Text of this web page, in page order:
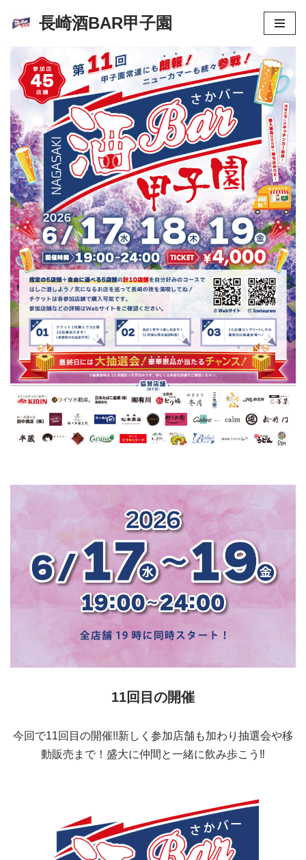
テ
ツ
へ
ス
キ
ッ
プ
長崎酒BAR甲子園
11回目の開催
今回で11回目の開催!!新しく参加店舗も加わり抽選会や移
動販売まで！盛大に仲間と一緒に飲み歩こう‼